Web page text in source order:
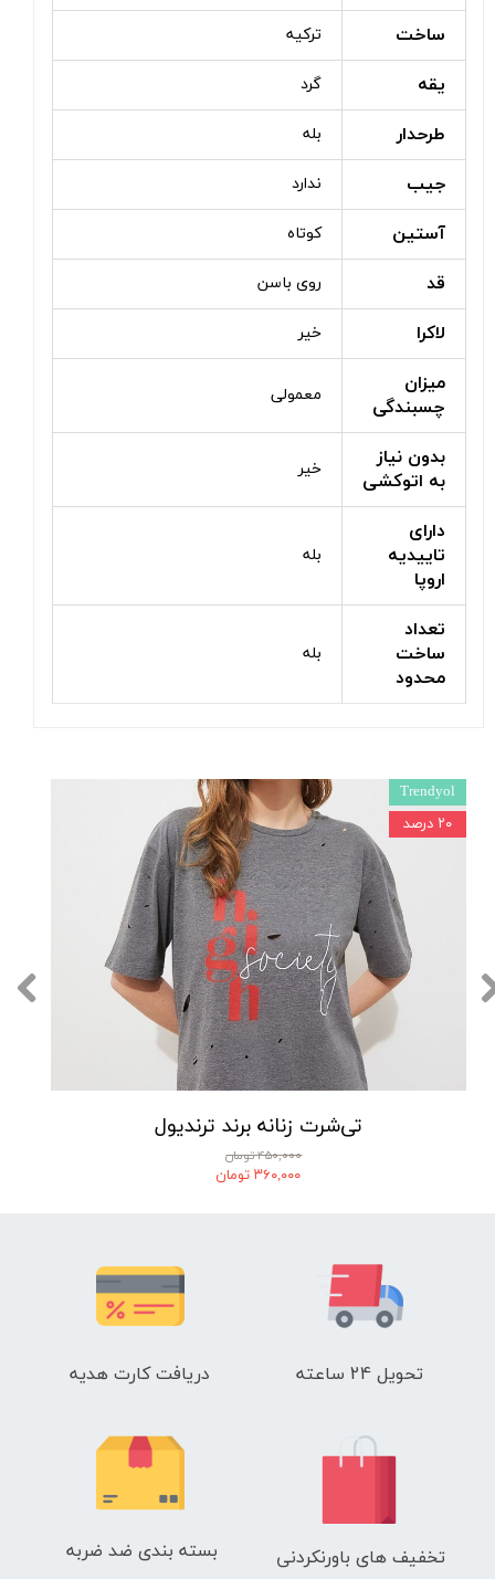
ساخت ترکیه
یقه گرد
طرحدار بله
جیب ندارد
آستین کوتاه
قد روی باسن
لاکرا خیر
میزان
چسبندگی
معمولی
بدون نیاز
به اتوکشی
خیر
دارای
تاییدیه
اروپا
بله
تعداد
ساخت
محدود
بله
تی‌شرت زنانه برند ترندیول
۴۵۰,۰۰۰ تومان
۳۶۰,۰۰۰ تومان
Trendyol
۲۰ درصد
تحویل 24 ساعته دریافت کارت هدیه
تخفیف های باورنکردنی بسته بندی ضد ضربه